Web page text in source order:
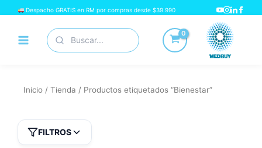
contenido
Despacho GRATIS en RM por compras desde $39.990
Buscar
por:
Inicio / Tienda / Productos etiquetados “Bienestar”
FILTROS